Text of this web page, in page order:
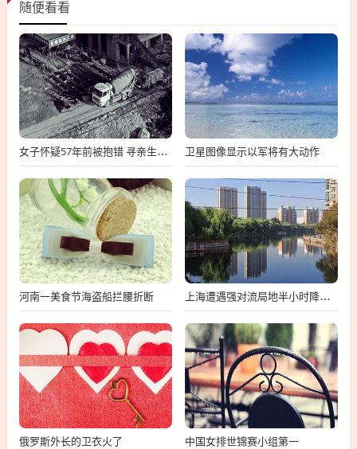
随便看看
女子怀疑57年前被抱错 寻亲生父母 卫星图像显示以军将有大动作
河南一美食节海盗船拦腰折断 上海遭遇强对流局地半小时降温13℃
俄罗斯外长的卫衣火了 中国女排世锦赛小组第一